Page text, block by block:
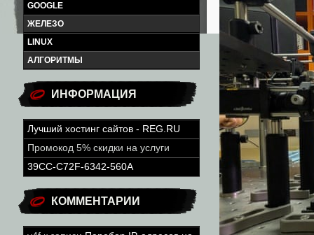
GOOGLE
ЖЕЛЕЗО
LINUX
АЛГОРИТМЫ
ИНФОРМАЦИЯ
Лучший хостинг сайтов - REG.RU
Промокод 5% скидки на услуги
39CC-C72F-6342-560A
КОММЕНТАРИИ